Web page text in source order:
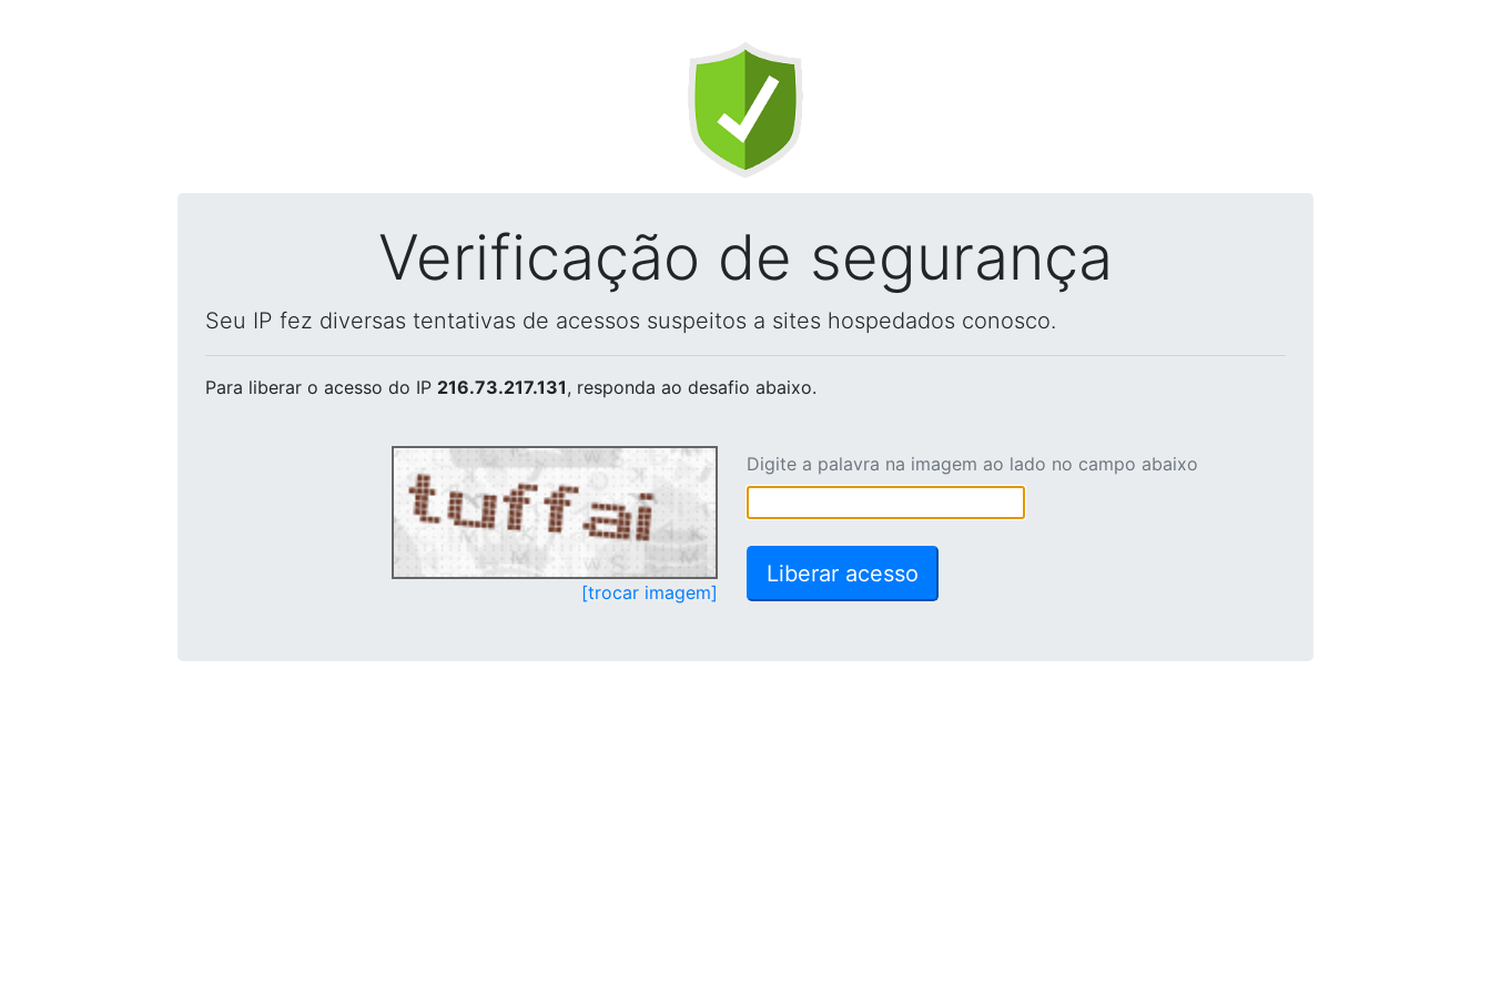
Verificação de segurança
Seu IP fez diversas tentativas de acessos suspeitos a sites hospedados conosco.
Para liberar o acesso do IP 216.73.217.131, responda ao desafio abaixo.
[trocar imagem]
Digite a palavra na imagem ao lado no campo abaixo